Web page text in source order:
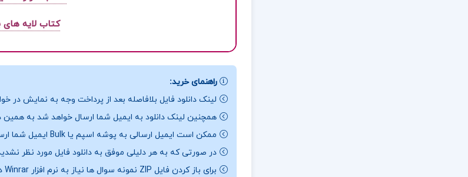
کتاب لایه های
راهنمای خرید:
لینک دانلود فایل بلافاصله بعد از پرداخت وجه به نمایش در
همچنین لینک دانلود به ایمیل شما ارسال خواهد شد به همین
ممکن است ایمیل ارسالی به پوشه اسپم یا Bulk ایمیل شما ارسال شده باشد.
در صورتی که به هر دلیلی موفق به دانلود فایل مورد نظر
برای باز کردن فایل ZIP نمونه سوال ها نیاز به نرم افزار Winrar دارید.